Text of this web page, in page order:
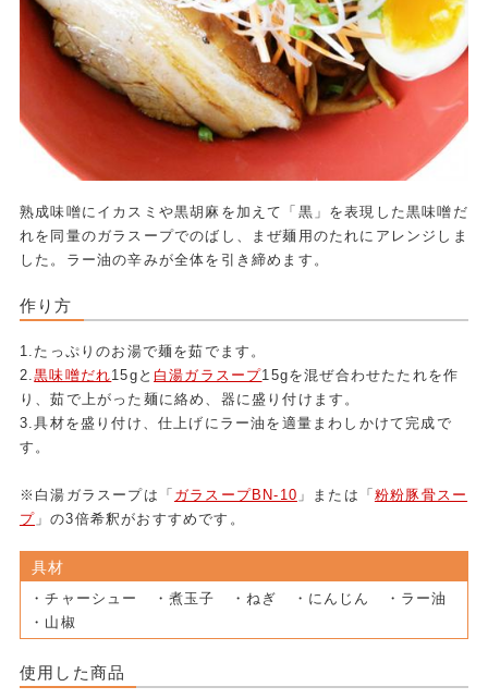
熟成味噌にイカスミや黒胡麻を加えて「黒」を表現した黒味噌だ
れを同量のガラスープでのばし、まぜ麺用のたれにアレンジしま
した。ラー油の辛みが全体を引き締めます。
作り方
1.たっぷりのお湯で麺を茹でます。
2.黒味噌だれ15gと 白湯ガラスープ15gを混ぜ合わせたたれを作
り、茹で上がった麺に絡め、器に盛り付けます。
3.具材を盛り付け、仕上げにラー油を適量まわしかけて完成で
す。
※白湯ガラスープは「 ガラスープBN-10 」または「 粉粉豚骨スー
プ 」の3倍希釈がおすすめです。
具材
・チャーシュー ・煮玉子 ・ねぎ ・にんじん ・ラー油
・山椒
使用した商品